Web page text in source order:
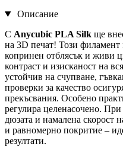
Описание
С Anycubic PLA Silk ще
на 3D печат! Този филамент
копринен отблясък и живи
контраст и изисканост на
устойчив на счупване,
проверки за качество
прекъсвания. Особено
регулира целенасочено.
дюзата и намалена скорост
и равномерно покритие –
резултати.